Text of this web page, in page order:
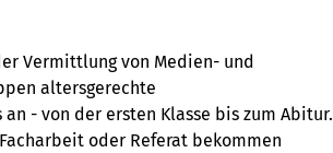
Vermittlung von Medien- und
altersgerechte
- von der ersten Klasse bis zum Abitur.
oder Referat bekommen